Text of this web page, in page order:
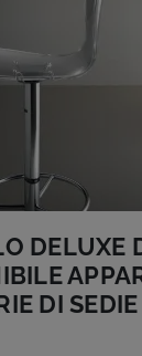
DELUXE
DI